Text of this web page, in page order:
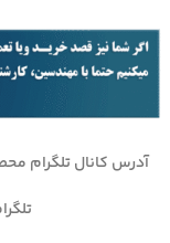
آدرس کانال تلگرام